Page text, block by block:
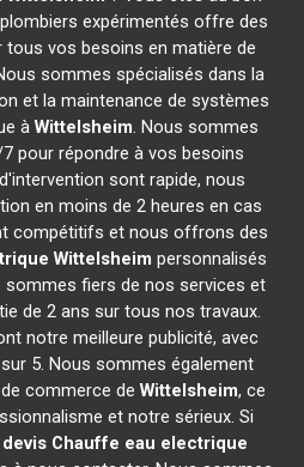
expérimentés offre des
tous vos besoins en matière de
sommes spécialisés dans la
et la maintenance de systèmes
àWittelsheim. Nous sommes
pour répondre à vos besoins
sont rapide, nous
en moins de 2 heures en cas
compétitifs et nous offrons des
Wittelsheim personnalisés
sommes fiers de nos services et
de 2 ans sur tous nos travaux.
notre meilleure publicité, avec
5. Nous sommes également
commerce deWittelsheim, ce
et notre sérieux. Si
devis Chauffe eau electrique